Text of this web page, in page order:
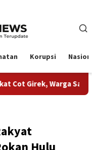
Korupsi
Sampaikan Apresiasi